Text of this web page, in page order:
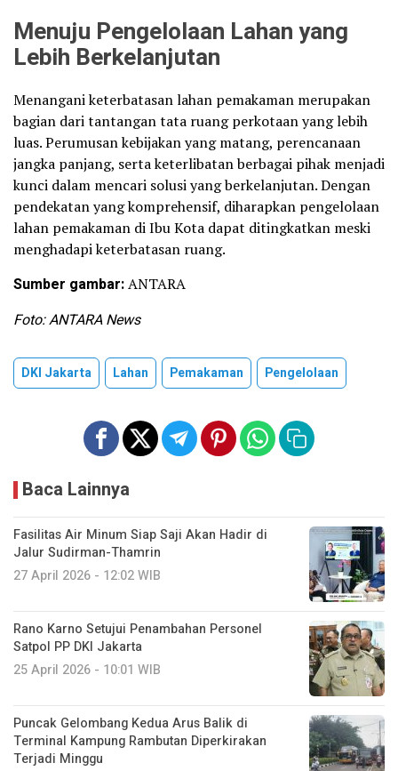
Menuju Pengelolaan Lahan yang
Lebih Berkelanjutan
Menangani keterbatasan lahan pemakaman merupakan
bagian dari tantangan tata ruang perkotaan yang lebih
luas. Perumusan kebijakan yang matang, perencanaan
jangka panjang, serta keterlibatan berbagai pihak menjadi
kunci dalam mencari solusi yang berkelanjutan. Dengan
pendekatan yang komprehensif, diharapkan pengelolaan
lahan pemakaman di Ibu Kota dapat ditingkatkan meski
menghadapi keterbatasan ruang.
Sumber gambar:ANTARA
Foto: ANTARA News
DKI Jakarta Lahan Pemakaman Pengelolaan
Baca Lainnya
Fasilitas Air Minum Siap Saji Akan Hadir di
Jalur Sudirman-Thamrin
27 April 2026 - 12:02 WIB
Rano Karno Setujui Penambahan Personel
Satpol PP DKI Jakarta
25 April 2026 - 10:01 WIB
Puncak Gelombang Kedua Arus Balik di
Terminal Kampung Rambutan Diperkirakan
Terjadi Minggu